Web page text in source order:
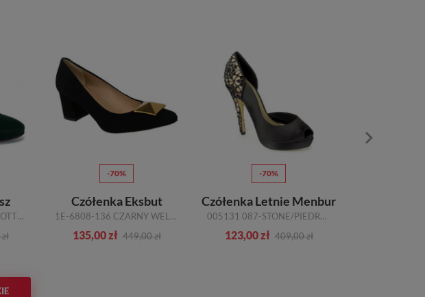
2796 NUBUK VELVET BOTTLE ZIELONY
-70%
Czółenka Eksbut
1E-6808-136 CZARNY WELUR SKÓRA
135,00 zł 449,00 zł
-70%
Czółenka Letnie Menbur
005131 087-STONE/PIEDRA PRZ.
123,00 zł 409,00 zł